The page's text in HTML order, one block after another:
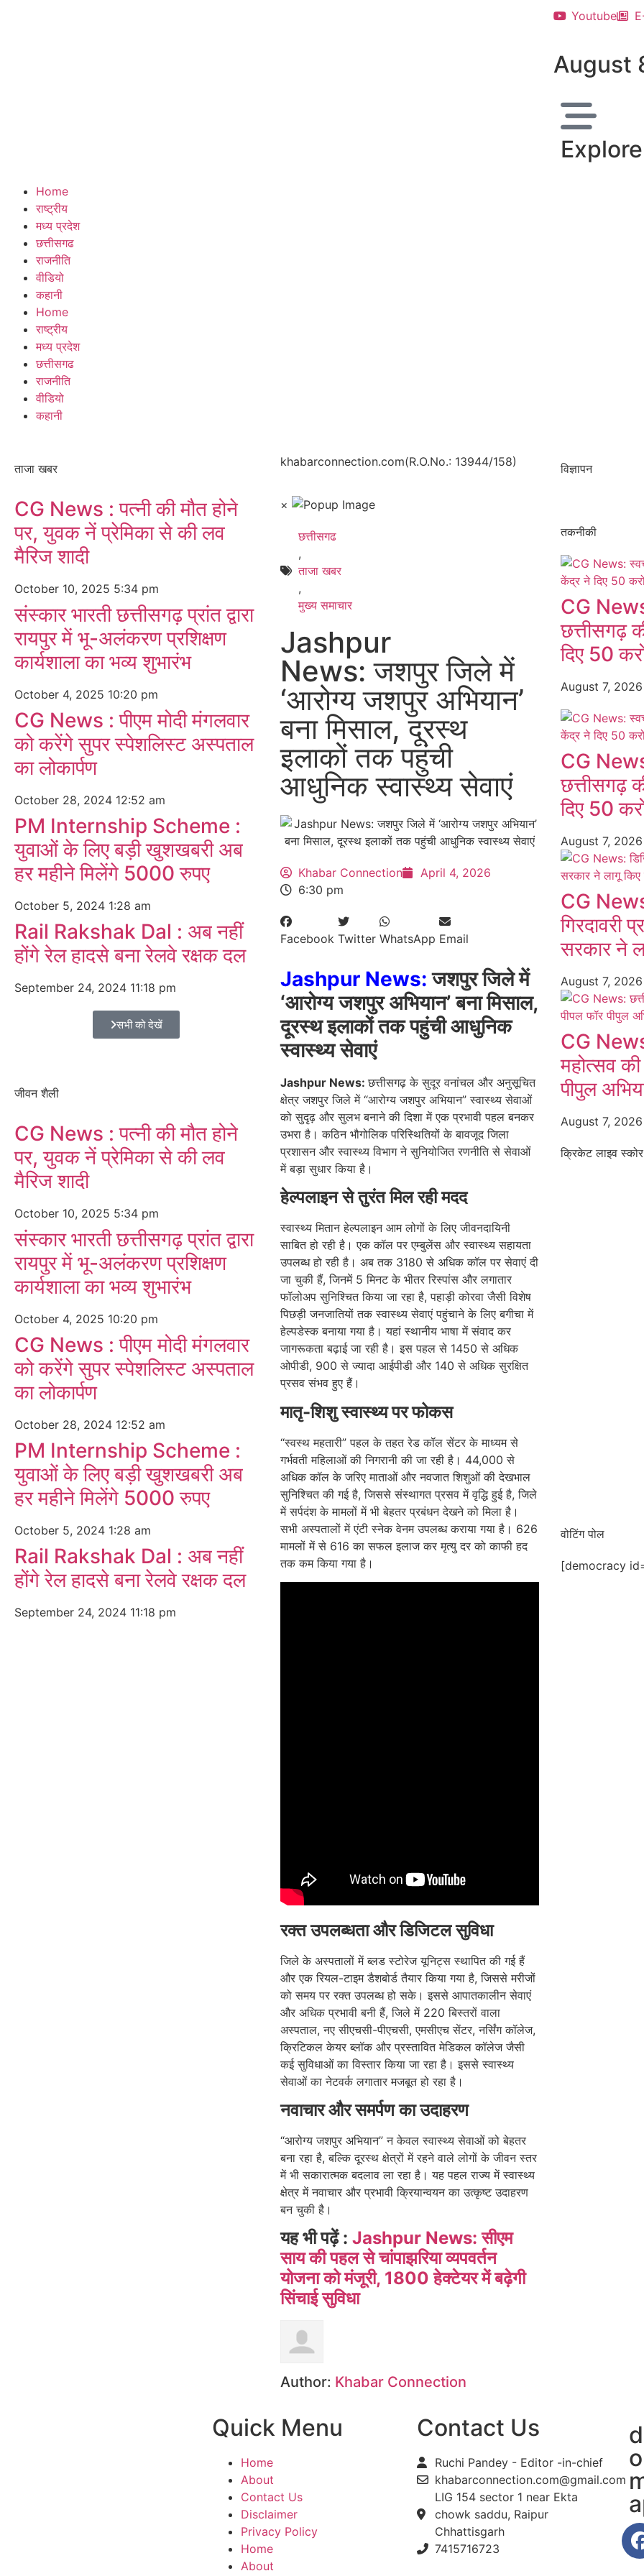
Youtube
August
Explore
Home
राष्ट्रीय
मध्य प्रदेश
छत्तीसगढ
राजनीति
वीडियो
कहानी
Home
राष्ट्रीय
मध्य प्रदेश
छत्तीसगढ
राजनीति
वीडियो
कहानी
ताजा खबर
CG News : पत्नी की मौत होने
पर, युवक नें प्रेमिका से की लव
मैरिज शादी
October 10, 2025 5:34 pm
संस्कार भारती छत्तीसगढ़ प्रांत द्वारा
रायपुर में भू-अलंकरण प्रशिक्षण
कार्यशाला का भव्य शुभारंभ
October 4, 2025 10:20 pm
CG News : पीएम मोदी मंगलवार
को करेंगे सुपर स्पेशलिस्ट अस्पताल
का लोकार्पण
October 28, 2024 12:52 am
PM Internship Scheme :
युवाओं के लिए बड़ी खुशखबरी अब
हर महीने मिलेंगे 5000 रुपए
October 5, 2024 1:28 am
Rail Rakshak Dal : अब नहीं
होंगे रेल हादसे बना रेलवे रक्षक दल
September 24, 2024 11:18 pm
सभी को देखें
जीवन शैली
CG News : पत्नी की मौत होने
पर, युवक नें प्रेमिका से की लव
मैरिज शादी
October 10, 2025 5:34 pm
संस्कार भारती छत्तीसगढ़ प्रांत द्वारा
रायपुर में भू-अलंकरण प्रशिक्षण
कार्यशाला का भव्य शुभारंभ
October 4, 2025 10:20 pm
CG News : पीएम मोदी मंगलवार
को करेंगे सुपर स्पेशलिस्ट अस्पताल
का लोकार्पण
October 28, 2024 12:52 am
PM Internship Scheme :
युवाओं के लिए बड़ी खुशखबरी अब
हर महीने मिलेंगे 5000 रुपए
October 5, 2024 1:28 am
Rail Rakshak Dal : अब नहीं
होंगे रेल हादसे बना रेलवे रक्षक दल
September 24, 2024 11:18 pm
khabarconnection.com(R.O.No.: 13944/158)
×
छत्तीसगढ
,
ताजा खबर
,
मुख्य समाचार​
Jashpur
News: जशपुर जिले में
‘आरोग्य जशपुर अभियान’
बना मिसाल, दूरस्थ
इलाकों तक पहुंची
आधुनिक स्वास्थ्य सेवाएं
Khabar Connection
April 4, 2026
6:30 pm
Facebook Twitter WhatsApp Email
Jashpur News:जशपुर जिले में
‘आरोग्य जशपुर अभियान’ बना मिसाल,
दूरस्थ इलाकों तक पहुंची आधुनिक
स्वास्थ्य सेवाएं
Jashpur News:छत्तीसगढ़ के सुदूर वनांचल और अनुसूचित
क्षेत्र जशपुर जिले में “आरोग्य जशपुर अभियान” स्वास्थ्य सेवाओं
को सुदृढ़ और सुलभ बनाने की दिशा में एक प्रभावी पहल बनकर
उभरा है। कठिन भौगोलिक परिस्थितियों के बावजूद जिला
प्रशासन और स्वास्थ्य विभाग ने सुनियोजित रणनीति से सेवाओं
में बड़ा सुधार किया है।
हेल्पलाइन से तुरंत मिल रही मदद
स्वास्थ्य मितान हेल्पलाइन आम लोगों के लिए जीवनदायिनी
साबित हो रही है। एक कॉल पर एम्बुलेंस और स्वास्थ्य सहायता
उपलब्ध हो रही है। अब तक 3180 से अधिक कॉल पर सेवाएं दी
जा चुकी हैं, जिनमें 5 मिनट के भीतर रिस्पांस और लगातार
फॉलोअप सुनिश्चित किया जा रहा है, पहाड़ी कोरवा जैसी विशेष
पिछड़ी जनजातियों तक स्वास्थ्य सेवाएं पहुंचाने के लिए बगीचा में
हेल्पडेस्क बनाया गया है। यहां स्थानीय भाषा में संवाद कर
जागरूकता बढ़ाई जा रही है। इस पहल से 1450 से अधिक
ओपीडी, 900 से ज्यादा आईपीडी और 140 से अधिक सुरक्षित
प्रसव संभव हुए हैं।
मातृ-शिशु स्वास्थ्य पर फोकस
“स्वस्थ महतारी” पहल के तहत रेड कॉल सेंटर के माध्यम से
गर्भवती महिलाओं की निगरानी की जा रही है। 44,000 से
अधिक कॉल के जरिए माताओं और नवजात शिशुओं की देखभाल
सुनिश्चित की गई है, जिससे संस्थागत प्रसव में वृद्धि हुई है, जिले
में सर्पदंश के मामलों में भी बेहतर प्रबंधन देखने को मिला है।
सभी अस्पतालों में एंटी स्नेक वेनम उपलब्ध कराया गया है। 626
मामलों में से 616 का सफल इलाज कर मृत्यु दर को काफी हद
तक कम किया गया है।
रक्त उपलब्धता और डिजिटल सुविधा
जिले के अस्पतालों में ब्लड स्टोरेज यूनिट्स स्थापित की गई हैं
और एक रियल-टाइम डैशबोर्ड तैयार किया गया है, जिससे मरीजों
को समय पर रक्त उपलब्ध हो सके। इससे आपातकालीन सेवाएं
और अधिक प्रभावी बनी हैं, जिले में 220 बिस्तरों वाला
अस्पताल, नए सीएचसी-पीएचसी, एमसीएच सेंटर, नर्सिंग कॉलेज,
क्रिटिकल केयर ब्लॉक और प्रस्तावित मेडिकल कॉलेज जैसी
कई सुविधाओं का विस्तार किया जा रहा है। इससे स्वास्थ्य
सेवाओं का नेटवर्क लगातार मजबूत हो रहा है।
नवाचार और समर्पण का उदाहरण
“आरोग्य जशपुर अभियान” न केवल स्वास्थ्य सेवाओं को बेहतर
बना रहा है, बल्कि दूरस्थ क्षेत्रों में रहने वाले लोगों के जीवन स्तर
में भी सकारात्मक बदलाव ला रहा है। यह पहल राज्य में स्वास्थ्य
क्षेत्र में नवाचार और प्रभावी क्रियान्वयन का उत्कृष्ट उदाहरण
बन चुकी है।
यह भी पढ़ें : Jashpur News: सीएम
साय की पहल से चांपाझरिया व्यपवर्तन
योजना को मंजूरी, 1800 हेक्टेयर में बढ़ेगी
सिंचाई सुविधा
Author: Khabar Connection
विज्ञापन
तकनीकी
CG
छत्तीसगढ़
दिए 50
August 7,
CG
छत्तीसगढ़
दिए 50
August 7,
CG
गिरदावरी
सरकार ने
August 7,
CG
महोत्सव
पीपुल
August 7,
क्रिकेट लाइव स्कोर
वोटिंग पोल
[democracy
Quick Menu
Home
About
Contact Us
Disclaimer
Privacy Policy
Home
About
Contact Us
Ruchi Pandey - Editor -in-chief
khabarconnection.com@gmail.com
LIG 154 sector 1 near Ekta
chowk saddu, Raipur
Chhattisgarh
7415716723